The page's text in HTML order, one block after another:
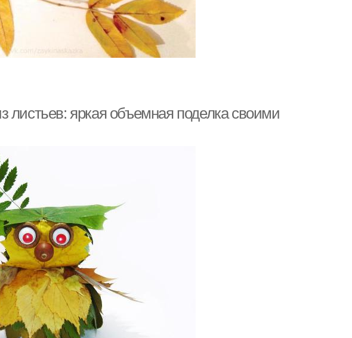
листьев: яркая объемная поделка своими